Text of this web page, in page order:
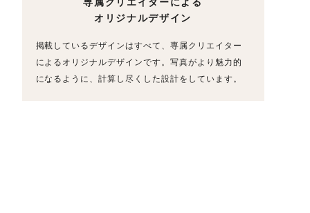
オリジナルデザイン
掲載しているデザインはすべて、専属クリエイター
によるオリジナルデザインです。写真がより魅力的
になるように、計算し尽くした設計をしています。